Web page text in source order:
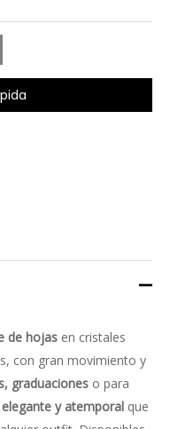
de hojas en cristales
con gran movimiento y
graduaciones o para
elegante y atemporal que